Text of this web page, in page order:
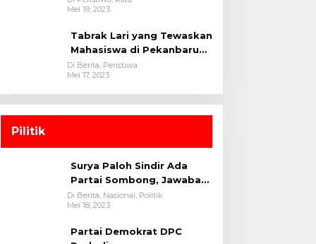
Satreskrim Polres
Mei 19, 2023
Tabrak Lari yang Tewaskan
Mahasiswa di Pekanbaru
Ditangkap Polisi
Di Berita, Peristiwa
Mei 17, 2023
Pilitik
Surya Paloh Sindir Ada
Partai Sombong, Jawaban
Megawati
Di Berita, Nasional, Politik
Mei 18, 2023
Partai Demokrat DPC